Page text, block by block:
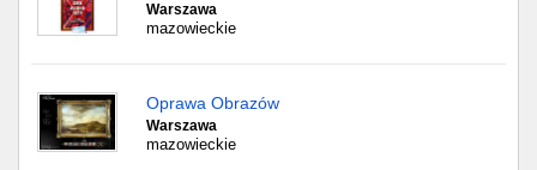
Warszawa
mazowieckie
Oprawa Obrazów
Warszawa
mazowieckie